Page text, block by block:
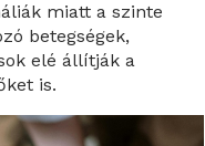
miatt a szinte
betegségek,
elé állítják a
is.